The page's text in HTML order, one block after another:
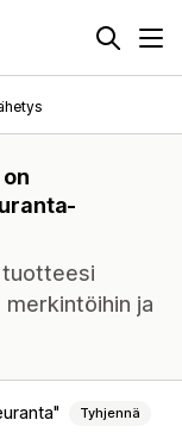
tuotteesi
merkintöihin ja
Tyhjennä